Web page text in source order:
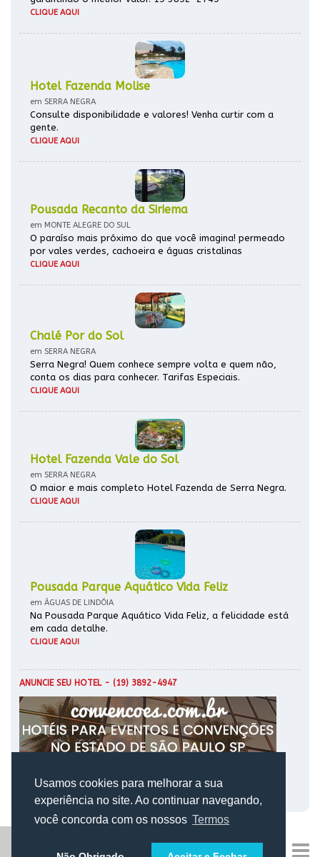
Usamos cookies para melhorar a sua
experiência no site. Ao continuar navegando,
você concorda com os nossos Termos
CLIQUE AQUI
Hotel Fazenda Molise
em SERRA NEGRA
Consulte disponibilidade e valores! Venha curtir com a
gente.
CLIQUE AQUI
Pousada Recanto da Siriema
em MONTE ALEGRE DO SUL
O paraíso mais próximo do que você imagina! permeado
por vales verdes, cachoeira e águas cristalinas
CLIQUE AQUI
Chalé Por do Sol
em SERRA NEGRA
Serra Negra! Quem conhece sempre volta e quem não,
conta os dias para conhecer. Tarifas Especiais.
CLIQUE AQUI
Hotel Fazenda Vale do Sol
em SERRA NEGRA
O maior e mais completo Hotel Fazenda de Serra Negra.
CLIQUE AQUI
Pousada Parque Aquático Vida Feliz
em ÁGUAS DE LINDÓIA
Na Pousada Parque Aquático Vida Feliz, a felicidade está
em cada detalhe.
CLIQUE AQUI
ANUNCIE SEU HOTEL- (19) 3892-4947